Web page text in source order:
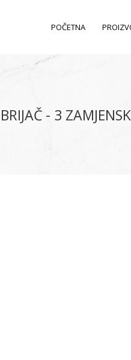
POČETNA
- 3